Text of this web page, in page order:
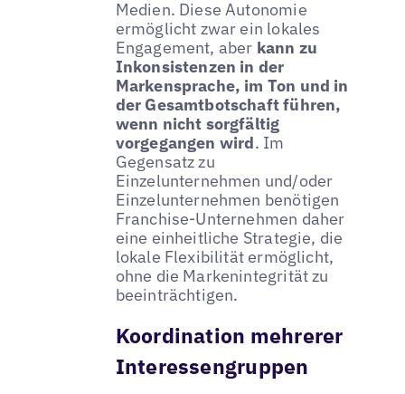
Medien. Diese Autonomie
ermöglicht zwar ein lokales
Engagement, aber kann zu
Inkonsistenzen in der
Markensprache, im Ton und in
der Gesamtbotschaft führen,
wenn nicht sorgfältig
vorgegangen wird. Im
Gegensatz zu
Einzelunternehmen und/oder
Einzelunternehmen benötigen
Franchise-Unternehmen daher
eine einheitliche Strategie, die
lokale Flexibilität ermöglicht,
ohne die Markenintegrität zu
beeinträchtigen.
Koordination mehrerer
Interessengruppen